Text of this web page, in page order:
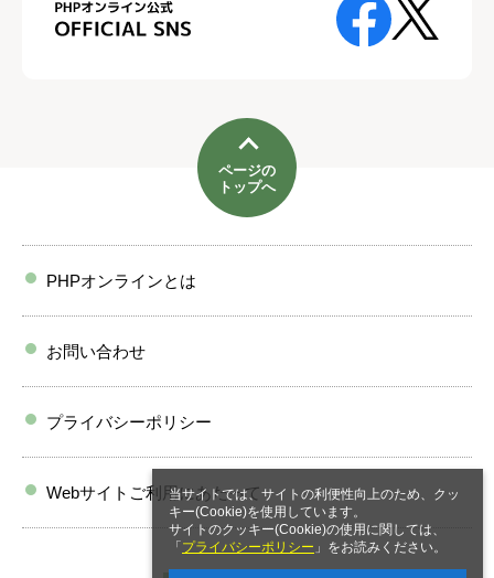
当サイトでは、サイトの利便性向上のため、クッ
キー(Cookie)を使用しています。
サイトのクッキー(Cookie)の使用に関しては、
「 プライバシーポリシー 」をお読みください。
ページの
トップへ
PHPオンラインとは
お問い合わせ
プライバシーポリシー
Webサイトご利用にあたって